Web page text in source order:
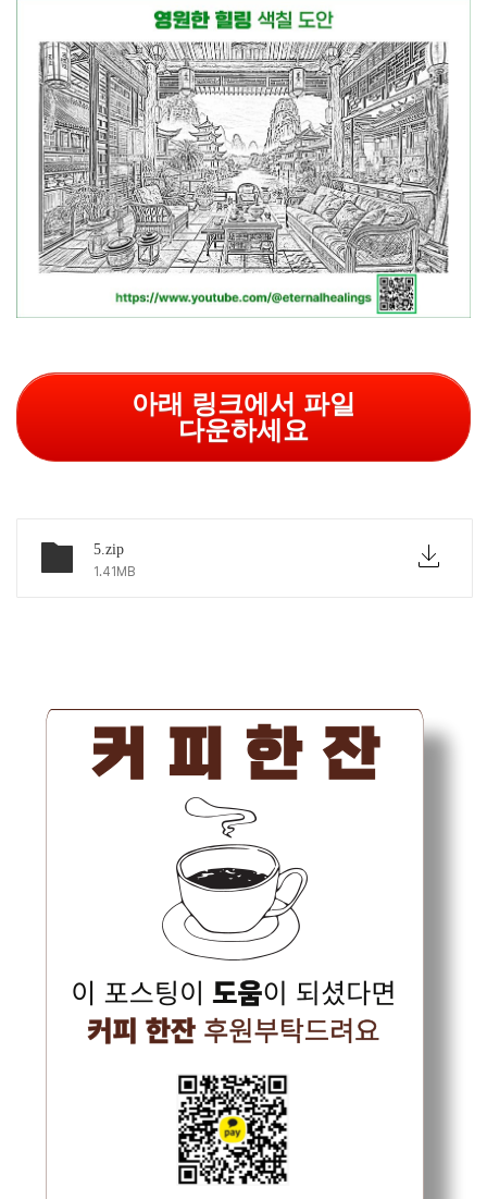
아래 링크에서 파일
다운하세요
5.zip
1.41MB